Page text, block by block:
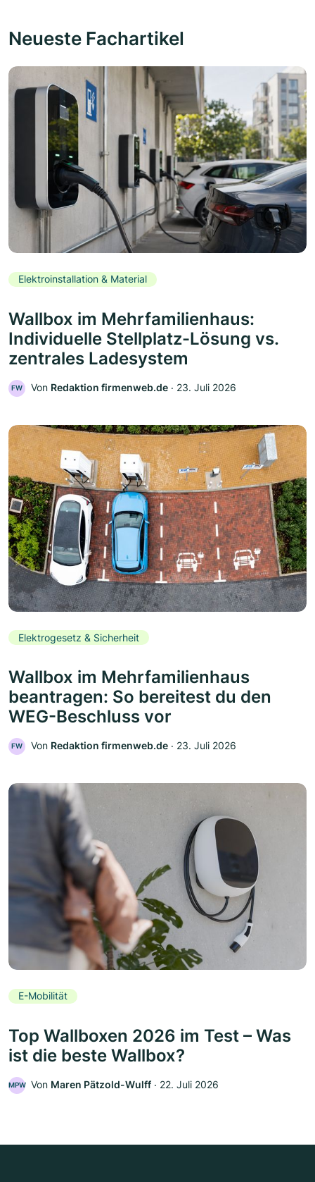
Neueste Fachartikel
Elektroinstallation & Material
Wallbox im Mehrfamilienhaus:
Individuelle Stellplatz-Lösung vs.
zentrales Ladesystem
FW Von Redaktion firmenweb.de ‧ 23. Juli 2026
Elektrogesetz & Sicherheit
Wallbox im Mehrfamilienhaus
beantragen: So bereitest du den
WEG-Beschluss vor
FW Von Redaktion firmenweb.de ‧ 23. Juli 2026
E-Mobilität
Top Wallboxen 2026 im Test – Was
ist die beste Wallbox?
MPW Von Maren Pätzold-Wulff ‧ 22. Juli 2026